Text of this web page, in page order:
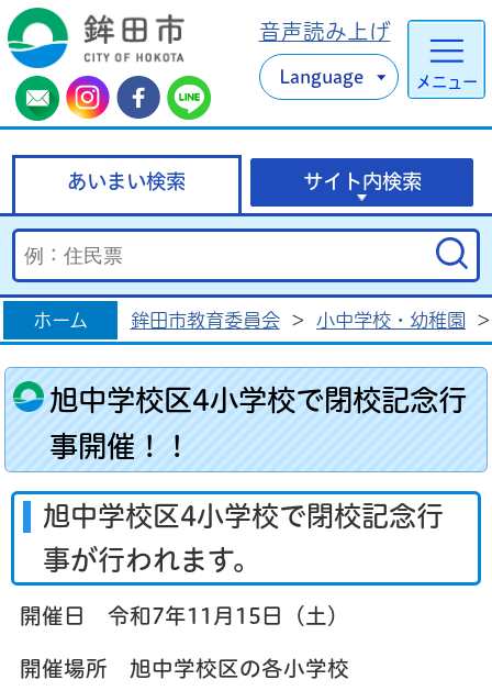
メニュー
音声読み上げ
Language
あいまい検索 サイト内検索
ホーム 鉾田市教育委員会 > 小中学校・幼稚園 >
旭中学校区4小学校で閉校記念行
事開催！！
旭中学校区4小学校で閉校記念行
事が行われます。
開催日 令和7年11月15日（土）
開催場所 旭中学校区の各小学校